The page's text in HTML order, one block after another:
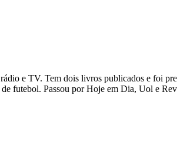
e TV. Tem dois livros publicados e foi
futebol. Passou por Hoje em Dia, Uol e